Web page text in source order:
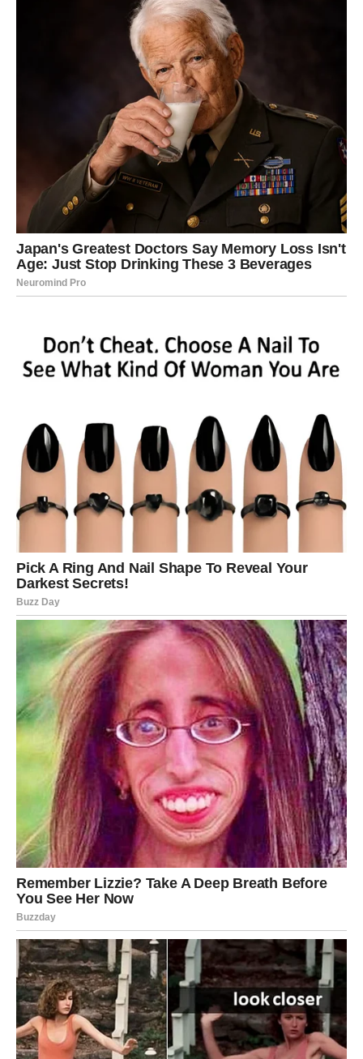
Device u naredna tri dana osećaju kako se ljubav budi
polako, tiho i sigurno, ali baš zato duboko, jer ti ne voliš
površno i ne ulaziš u odnos dok ne osetiš da postoji
smisao, poštovanje i realna mogućnost da nešto traje.
Prvog dana možeš mnogo razmišljati, analizirati i tražiti
znak, drugog dana dolazi razgovor ili susret koji ti vraća
veru u ljubav, a trećeg dana osećaš mir i osećaj da se
stvari kreću u pravom smeru, čak i ako još nije sve
izgovoreno.
Zauzeti:nežnost se vraća kroz male stvari – dodir,
pažnju, brigu.
Slobodni: romansa počinje tiho, ali može postati vrlo
Vage ulaze u tri dana romantike, lepih reči i želje da se
odnos dovede u harmoniju, ali ćeš shvatiti da balans ne
znači ćutanje – već iskreno izgovaranje potreba. Prvog
dana možeš biti posebno šarmantna/šarmantan i privlačiti
pažnju, drugog dana dolazi romantičan trenutak ili poruka
koja budi osmeh, dok trećeg dana dolazi odluka: da li
biraš mir ili priču koja te stalno vraća u sumnju.
Zauzeti:
Slobodni:neko te želi, ali čeka da vidi da li si ti
spreman/spremna.
ŠKORPIJA
Škorpije u naredna tri dana ulaze u period snažne strasti,
ali i istine, jer ti ne možeš na pola – ili te neko voli iskreno
ili ne treba da bude tu. Prvog dana osećaš magnetizam i
pojačanu želju za bliskošću, drugog dana dolazi trenutak
kada se istina izgovara (ili se otkriva), dok trećeg dana
dolazi odluka: da li ideš dublje u odnos ili zatvaraš vrata
onome što te iscrpljuje.
Zauzeti:produbljivanje strasti, ali samo uz iskrenost.
Slobodni: jaka hemija s osobom koja ti “pogađa dušu”, ne
samo telo.
STRELAC
Strelcu ova tri dana donose vedrinu, flert i želju za
spontanom romantikom, ali i trenutak kada shvataš da ti
nije dovoljno samo uzbuđenje – već želiš nekoga ko